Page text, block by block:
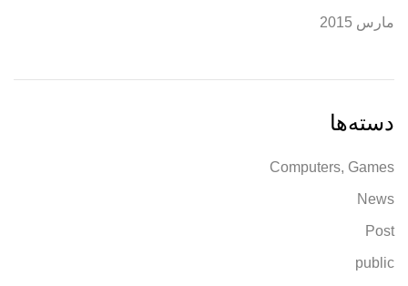
مارس 2015
دسته‌ها
Computers, Games
News
Post
public